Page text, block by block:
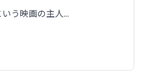
いう映画の主人...